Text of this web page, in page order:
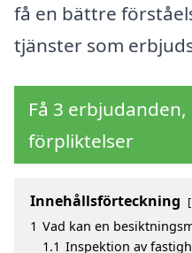
få en bättre
tjänster som
Få 3
förpliktelser
Innehållsförteckning
1 Vad kan en
1.1 Inspektion av